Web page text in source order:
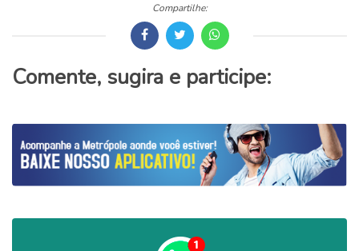
Compartilhe:
Comente, sugira e participe: